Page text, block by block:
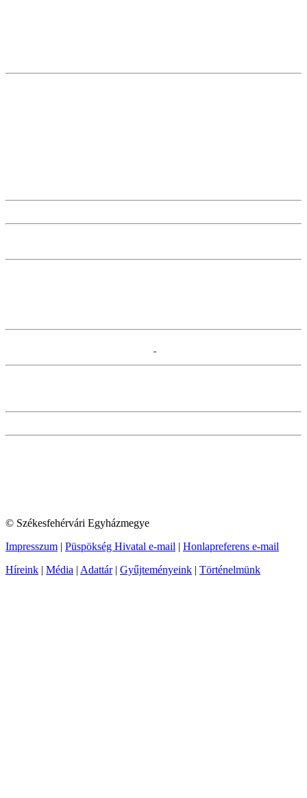
© Székesfehérvári Egyházmegye
Impresszum | Püspökség Hivatal e-mail | Honlapreferens e-mail
Híreink | Média | Adattár| Gyűjteményeink | Történelmünk